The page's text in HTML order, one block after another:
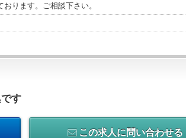
おります。ご相談下さい。
す
この求人に問い合わせる